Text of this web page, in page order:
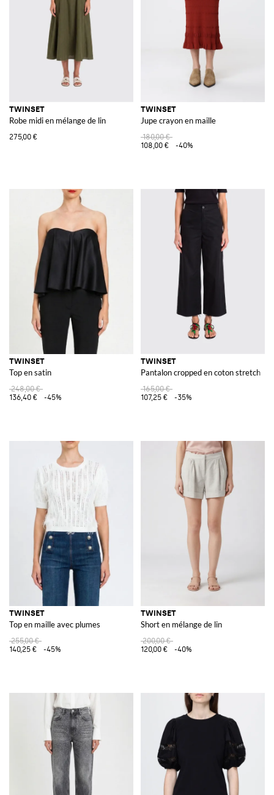
TWINSET
Robe midi en mélange de lin
275,00 €
TWINSET
Jupe crayon en maille
180,00 €
108,00 €
-40%
TWINSET
Top en satin
248,00 €
136,40 €
-45%
TWINSET
Pantalon cropped en coton stretch
165,00 €
107,25 €
-35%
TWINSET
Top en maille avec plumes
255,00 €
140,25 €
-45%
TWINSET
Short en mélange de lin
200,00 €
120,00 €
-40%